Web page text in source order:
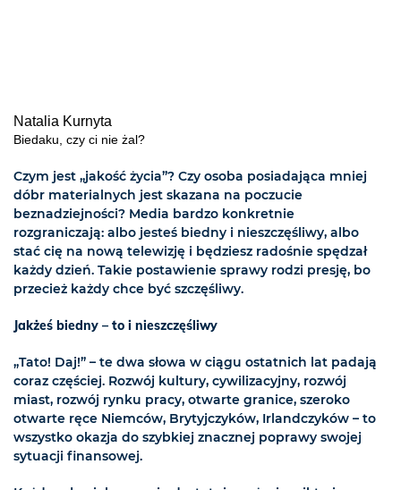
Natalia Kurnyta
Biedaku, czy ci nie żal?
Czym jest „jakość życia”? Czy osoba posiadająca mniej
dóbr materialnych jest skazana na poczucie
beznadziejności? Media bardzo konkretnie
rozgraniczają: albo jesteś biedny i nieszczęśliwy, albo
stać cię na nową telewizję i będziesz radośnie spędzał
każdy dzień. Takie postawienie sprawy rodzi presję, bo
przecież każdy chce być szczęśliwy.
Jakżeś biedny – to i nieszczęśliwy
„Tato! Daj!” – te dwa słowa w ciągu ostatnich lat padają
coraz częściej. Rozwój kultury, cywilizacyjny, rozwój
miast, rozwój rynku pracy, otwarte granice, szeroko
otwarte ręce Niemców, Brytyjczyków, Irlandczyków – to
wszystko okazja do szybkiej znacznej poprawy swojej
sytuacji finansowej.